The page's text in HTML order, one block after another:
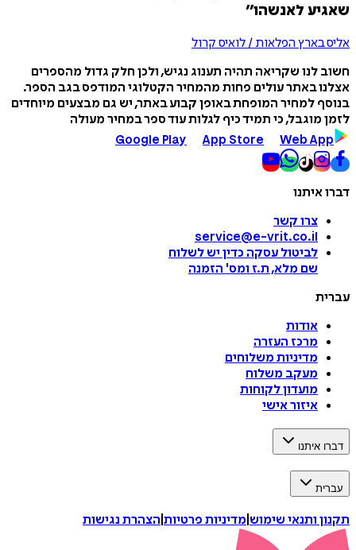
שאגיע לאנשהו״
אליס בארץ הפלאות / לואיס קרול
חשוב לנו שקריאה תהיה תענוג נגיש, ולכן חלק גדול מהספרים
אצלנו באתר עולים פחות מהמחיר הקטלוגי המודפס בגב הספר.
בנוסף למחיר המופחת באופן קבוע באתר, יש גם מבצעים מיוחדים
לזמן מוגבל, כי תמיד כיף לגלות עוד ספר במחיר מעולה
Google Play
App Store Web App
דברו איתנו
צרו קשר
service@e-vrit.co.il
לביטול עסקה כדין יש לשלוח
שם מלא, ת.ז ומס' הזמנה
עברית
אודות
מרכז העזרה
מדיניות משלוחים
מעקב משלוח
מועדון לקוחות
איזור אישי
דברו איתנו
עברית
תקנון ותנאי שימוש מדיניות פרטיות הצהרת נגישות